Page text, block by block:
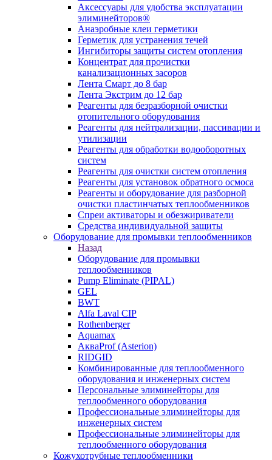
Аксессуары для удобства эксплуатации
элиминейторов®
Анаэробные клеи герметики
Герметик для устранения течей
Ингибиторы защиты систем отопления
Концентрат для прочистки
канализационных засоров
Лента Смарт до 8 бар
Лента Экстрим до 12 бар
Реагенты для безразборной очистки
отопительного оборудования
Реагенты для нейтрализации, пассивации и
утилизации
Реагенты для обработки водооборотных
систем
Реагенты для очистки систем отопления
Реагенты для установок обратного осмоса
Реагенты и оборудование для разборной
очистки пластинчатых теплообменников
Спреи активаторы и обезжириватели
Средства индивидуальной защиты
Оборудование для промывки теплообменников
Назад
Оборудование для промывки
теплообменников
Pump Eliminate (PIPAL)
GEL
BWT
Alfa Laval CIP
Rothenberger
Aquamax
АкваProf (Asterion)
RIDGID
Комбинированные для теплообменного
оборудования и инженерных систем
Персональные элиминейторы для
теплообменного оборудования
Профессиональные элиминейторы для
инженерных систем
Профессиональные элиминейторы для
теплообменного оборудования
Кожухотрубные теплообменники